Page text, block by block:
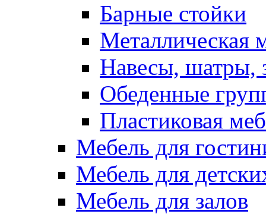
Барные стойки
Металлическая
Навесы, шатры,
Обеденные
Пластиковая
Мебель для
Мебель для
Мебель для залов